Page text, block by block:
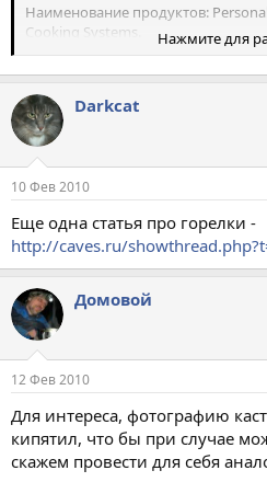
Наименование продуктов:
Cooking Systems.
Количество: 15 000 шт.
Производитель: Jetboil Inc., г.
Опасность: Уплотнённый клапан,
топливом, может допускать
человека, использующего
Инциденты/Вред здоровью: Jetboil
случаях возгораний в результате
вреде здоровью не поступало.
Описание: Данный отзыв касается
горелок для приготовления пищи,
время туристических
моделей : Personal Cooking
камуфляжного (PBL075-CAMO-
Gourmet Set (BDLFRY), Personal
Cup (BDL001), Personal Cooking
Stabilizer (BDL002), Personal
(BDL003), и Personal Cooking System
Нажмите для
Darkcat
10 Фев 2010
Еще одна статья про горелки -
http://caves.ru/
Домовой
12 Фев 2010
Для интереса, фотографию
кипятил, что бы при случае
скажем провести для себя